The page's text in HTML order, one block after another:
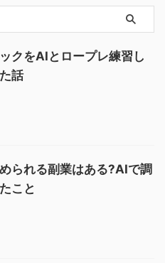
クをAIとロープレ練習し
話
られる副業はある?AIで調
こと